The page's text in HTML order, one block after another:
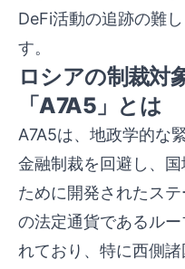
DeFi活動の追跡の難
す。
ロシアの制裁対
「A7A5」とは
A7A5は、地政学的な
金融制裁を回避し、
ために開発されたス
の法定通貨であるル
れており、特に西側